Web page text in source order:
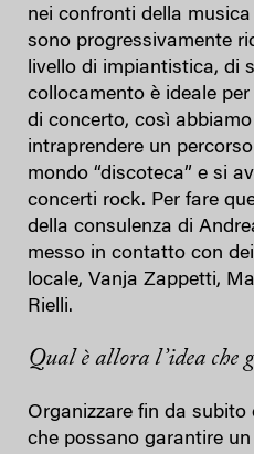
nei confronti della
sono progressivamente
livello di impiantistica, di
collocamento è ideale
di concerto, così
intraprendere un
mondo “discoteca” e si
concerti rock. Per fare
della consulenza di
messo in contatto con
locale, Vanja Zappetti,
Rielli.
Qual è allora l’idea che
Organizzare fin da
che possano garantire